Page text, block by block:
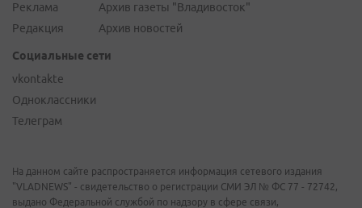
Реклама
Редакция
Архив газеты "Владивосток"
Архив новостей
Социальные сети
vkontakte
Одноклассники
Телеграм
На данном сайте распространяется информация сетевого издания
"VLADNEWS" - свидетельство о регистрации СМИ ЭЛ № ФС 77 - 72742,
выдано Федеральной службой по надзору в сфере связи,